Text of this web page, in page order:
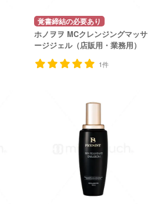
覚書締結の必要あり
ホノヲヲ MCクレンジングマッサ
ージジェル（店販用・業務用）
1件